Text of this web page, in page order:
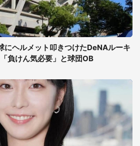
にヘルメット叩きつけたDeNAルーキ
負けん気必要」と球団OB